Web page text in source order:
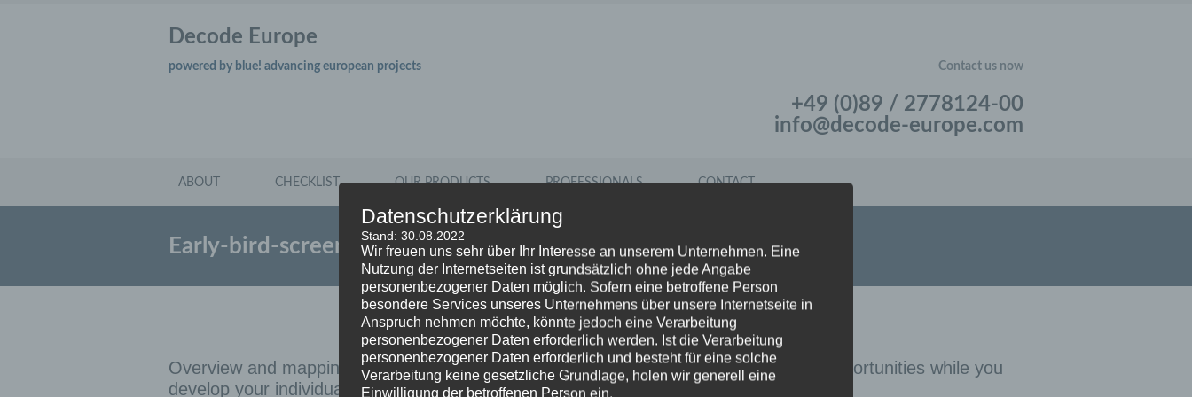
Decode Europe
powered by blue! advancing european projects Contact us now
+49 (0)89 / 2778124-00
info@decode-europe.com
ABOUT CHECKLIST OUR PRODUCTS PROFESSIONALS CONTACT
Early-bird-screening
Overview and mapping of Europe’s funding scenarios makes you aware of suitable opportunities while you
develop your individual corporate strategy.
Datenschutzerklärung
Stand: 30.08.2022
Wir freuen uns sehr über Ihr Interesse an unserem Unternehmen. Eine
Nutzung der Internetseiten ist grundsätzlich ohne jede Angabe
personenbezogener Daten möglich. Sofern eine betroffene Person
besondere Services unseres Unternehmens über unsere Internetseite in
Anspruch nehmen möchte, könnte jedoch eine Verarbeitung
personenbezogener Daten erforderlich werden. Ist die Verarbeitung
personenbezogener Daten erforderlich und besteht für eine solche
Verarbeitung keine gesetzliche Grundlage, holen wir generell eine
Einwilligung der betroffenen Person ein.